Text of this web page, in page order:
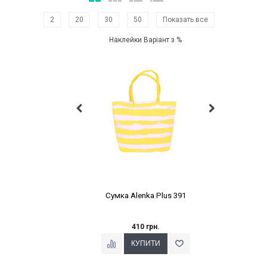
2 20 30 50 Показать все
Наклейки Варіант з %
Сумка Alenka Plus 391
410 грн.